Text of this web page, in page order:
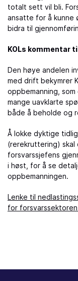
totalt sett vil bli.
ansatte for å kunne
bidra til
KOLs kommentar
Den høye andelen
med drift bekymrer
oppbemanning,
mange uavklarte
både å beholde og
Å lokke dyktige
(rerekruttering) skal
forsvarssjefens
i høst, for å se
oppbemanningen.
Lenke til
for